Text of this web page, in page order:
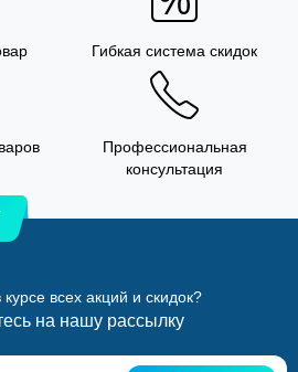
Гибкая система скидок
Профессиональная
консультация
всех акций и скидок?
на нашу рассылку